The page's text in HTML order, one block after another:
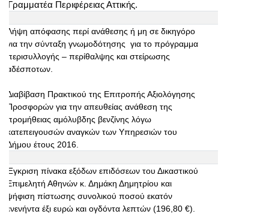
Γραμματέα Περιφέρειας Αττικής.
Λήψη απόφασης περί ανάθεσης ή μη σε δικηγόρο
για την σύνταξη γνωμοδότησης για το πρόγραμμα
περισυλλογής – περίθαλψης και στείρωσης
αδέσποτων.
Διαβίβαση Πρακτικού της Επιτροπής Αξιολόγησης
Προσφορών για την απευθείας ανάθεση της
προμήθειας αμόλυβδης βενζίνης λόγω
κατεπειγουσών αναγκών των Υπηρεσιών του
Δήμου έτους 2016.
Έγκριση πίνακα εξόδων επιδόσεων του Δικαστικού
Επιμελητή Αθηνών κ. Δημάκη Δημητρίου και
ψήφιση πίστωσης συνολικού ποσού εκατόν
ενενήντα έξι ευρώ και ογδόντα λεπτών (196,80 €).